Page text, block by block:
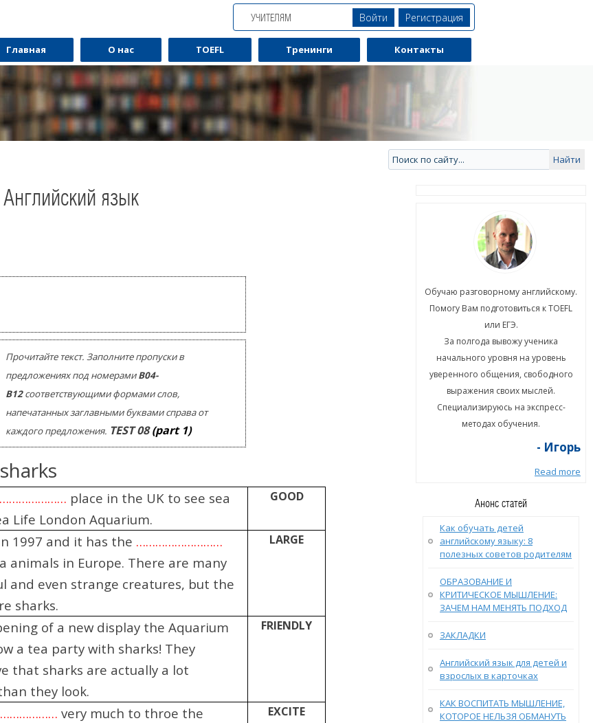
УЧИТЕЛЯМ Войти Регистрация
Главная О нас TOEFL Тренинги Контакты
язык
Прочитайте текст. Заполните пропуски в
предложениях под номерамиВ04-
В12соответствующими формами слов,
напечатанных заглавными буквами справа от
каждого предложения. TEST08(part 1)
place in the UK to see sea
Life London Aquarium.
GOOD
1997 and it has the ………………………
animals in Europe. There are many
and even strange creatures, but the
sharks.
LARGE
of a new display the Aquarium
a tea party with sharks! They
that sharks are actually a lot
they look.
FRIENDLY
very much to throe the
EXCITE
За полгода вывожу ученика
начального уровня на уровень
уверенного общения, свободного
выражения своих мыслей.
Специализируюсь на экспресс-
методах обучения.
- Игорь
Обучаю разговорному английскому.
Помогу Вам подготовиться к TOEFL
или ЕГЭ.
За полгода вывожу ученика
начального уровня на уровень
уверенного общения, свободного
выражения своих мыслей.
Специализируюсь на экспресс-
методах обучения.
- Игорь
Read more
Анонс статей
Как обучать детей
английскому языку: 8
полезных советов родителям
ОБРАЗОВАНИЕ И
КРИТИЧЕСКОЕ МЫШЛЕНИЕ:
ЗАЧЕМ НАМ МЕНЯТЬ ПОДХОД
ЗАКЛАДКИ
Английский язык для детей и
взрослых в карточках
КАК ВОСПИТАТЬ МЫШЛЕНИЕ,
КОТОРОЕ НЕЛЬЗЯ ОБМАНУТЬ